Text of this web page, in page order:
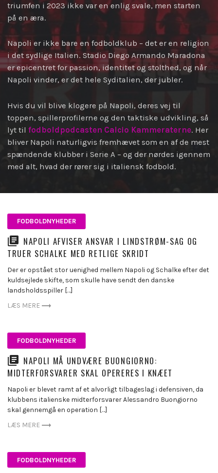
triumfen i 2023 ikke var en enlig svale, men starten
på en æra.
Napoli er ikke bare en fodboldklub – det er en religion
i det sydlige Italien. Stadio Diego Armando Maradona
er epicentret for passion, identitet og stolthed, og når
Napoli vinder, er det hele Syditalien, der jubler.
Hvis du vil blive klogere på Napoli, deres vej til
toppen, spillerprofilerne og den taktiske udvikling, så
lyt til fodboldpodcasten Calcio Kammeraterne. Her
bliver Napoli naturligvis fremhævet som en af de mest
spændende klubber i Serie A – og der nørdes igennem
med alt, hvad der rører sig i italiensk fodbold.
FODBOLDNYHEDER
NAPOLI AFVISER ANSVAR I LINDSTRØM-SAG OG
TRUER SCHALKE MED RETLIGE SKRIDT
Der er opstået stor uenighed mellem Napoli og Schalke efter det
kuldsejlede skifte, som skulle have sendt den danske
landsholdsspiller […]
LÆS MERE
FODBOLDNYHEDER
NAPOLI MÅ UNDVÆRE BUONGIORNO:
MIDTERFORSVARER SKAL OPERERES I KNÆET
Napoli er blevet ramt af et alvorligt tilbageslag i defensiven, da
klubbens italienske midterforsvarer Alessandro Buongiorno
skal gennemgå en operation […]
LÆS MERE
FODBOLDNYHEDER